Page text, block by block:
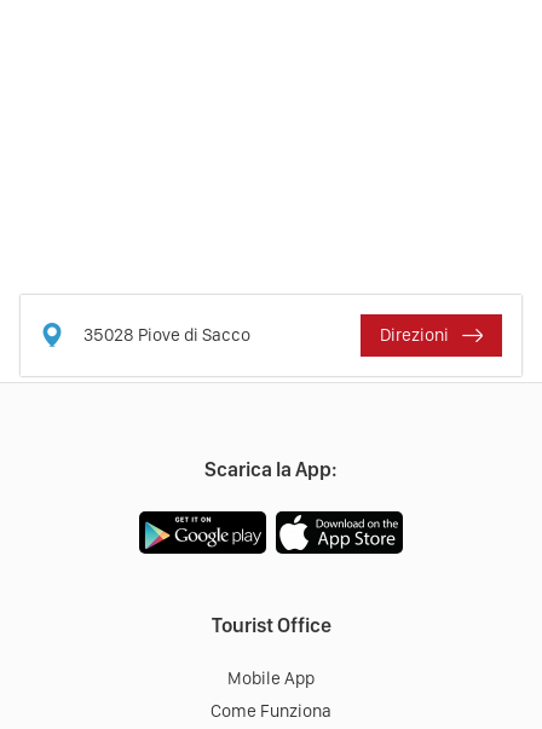
35028 Piove di Sacco Direzioni
Scarica la App:
Tourist Office
Mobile App
Come Funziona